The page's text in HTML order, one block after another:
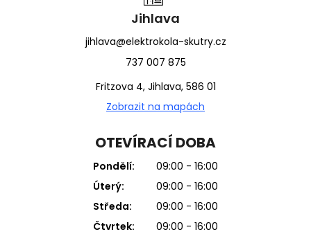
Jihlava
jihlava@elektrokola-skutry.cz
737 007 875
Fritzova 4, Jihlava, 586 01
Zobrazit na mapách
OTEVÍRACÍ DOBA
Pondělí:
09:00 - 16:00
Úterý:
09:00 - 16:00
Středa:
09:00 - 16:00
Čtvrtek:
09:00 - 16:00